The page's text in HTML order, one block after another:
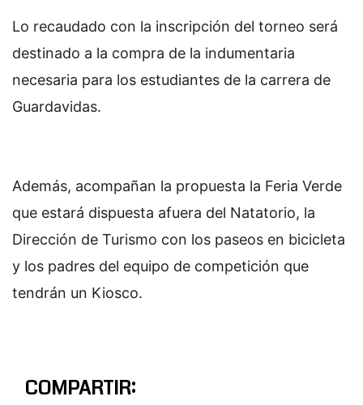
Lo recaudado con la inscripción del torneo será
destinado a la compra de la indumentaria
necesaria para los estudiantes de la carrera de
Guardavidas.
Además, acompañan la propuesta la Feria Verde
que estará dispuesta afuera del Natatorio, la
Dirección de Turismo con los paseos en bicicleta
y los padres del equipo de competición que
tendrán un Kiosco.
COMPARTIR: